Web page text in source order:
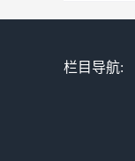
栏目导航: